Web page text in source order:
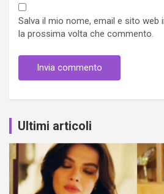
Salva il mio nome, email e sito web
la prossima volta che commento.
Ultimi articoli